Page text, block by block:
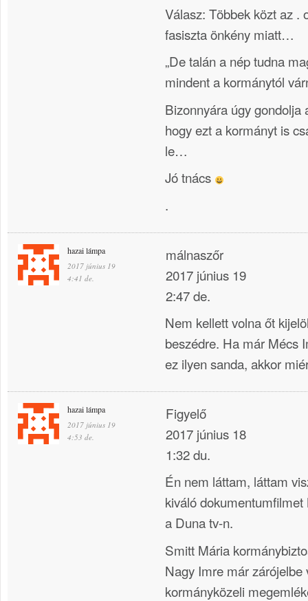
Válasz: Többek közt az .
fasiszta önkény miatt…
„De talán a nép tudna
mindent a kormánytól
Bizonnyára úgy gondolja
hogy ezt a kormányt is
le…
Jó tnács
.
hazai lámpa
2017 június 19
4:41 de.
málnaszőr
2017 június 19
2:47 de.
Nem kellett volna őt
beszédre. Ha már Mécs
ez ilyen sanda, akkor
hazai lámpa
2017 június 19
4:53 de.
Figyelő
2017 június 18
1:32 du.
Én nem láttam, láttam
kiváló
a Duna tv-n.
Smitt Mária
Nagy Imre már zárójelbe
kormányközeli